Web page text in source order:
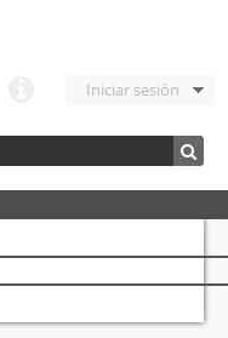
Iniciar sesión